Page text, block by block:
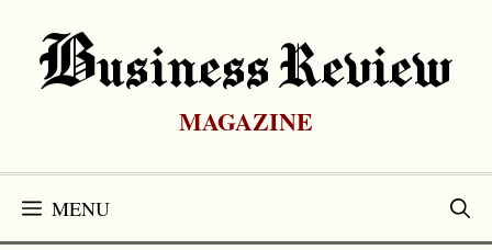
contenu
BUsiness Review
MAGAZINE
MENU